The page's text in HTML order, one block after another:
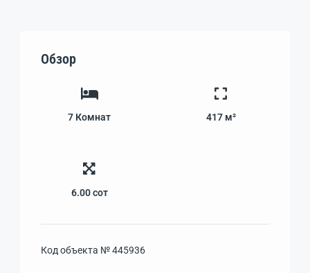
Обзор
7 Комнат 417 м²
6.00 сот
Код объекта №445936